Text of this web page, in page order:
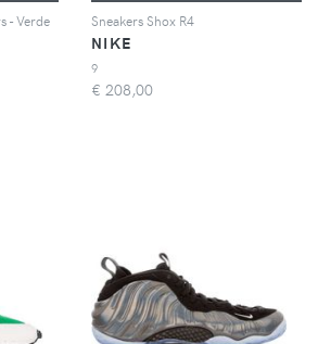
- Verde Sneakers Shox R4
NIKE
9
€ 208,00